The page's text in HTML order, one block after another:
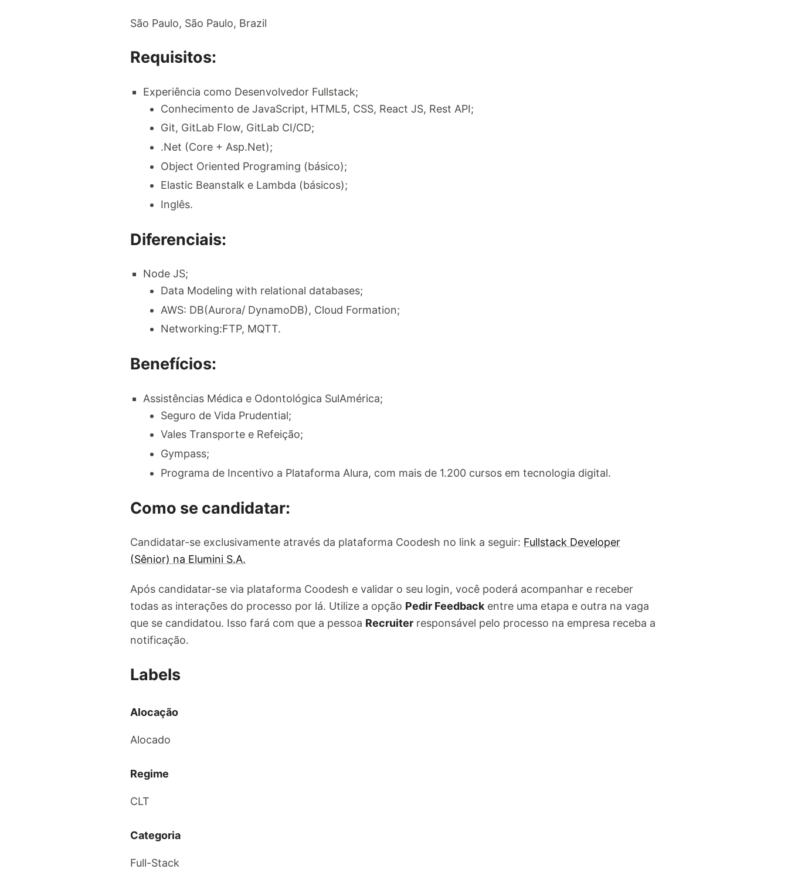
São Paulo, São Paulo, Brazil
Requisitos:
Experiência como Desenvolvedor Fullstack;
Conhecimento de JavaScript, HTML5, CSS, React JS, Rest API;
Git, GitLab Flow, GitLab CI/CD;
.Net (Core + Asp.Net);
Object Oriented Programing (básico);
Elastic Beanstalk e Lambda (básicos);
Inglês.
Diferenciais:
Node JS;
Data Modeling with relational databases;
AWS: DB(Aurora/ DynamoDB), Cloud Formation;
Networking:FTP, MQTT.
Benefícios:
Assistências Médica e Odontológica SulAmérica;
Seguro de Vida Prudential;
Vales Transporte e Refeição;
Gympass;
Programa de Incentivo a Plataforma Alura, com mais de 1.200 cursos em tecnologia digital.
Como se candidatar:
Candidatar-se exclusivamente através da plataforma Coodesh no link a seguir: Fullstack Developer
(Sênior) na Elumini S.A.
Após candidatar-se via plataforma Coodesh e validar o seu login, você poderá acompanhar e receber
todas as interações do processo por lá. Utilize a opção Pedir Feedbackentre uma etapa e outra na vaga
que se candidatou. Isso fará com que a pessoa Recruiter responsável pelo processo na empresa receba a
notificação.
Labels
Alocação
Alocado
Regime
CLT
Categoria
Full-Stack